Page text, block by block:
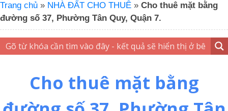
Trang chủ » NHÀ ĐẤT CHO THUÊ » Cho thuê mặt bằng
đường số 37, Phường Tân Quy, Quận 7.
Cho thuê mặt bằng